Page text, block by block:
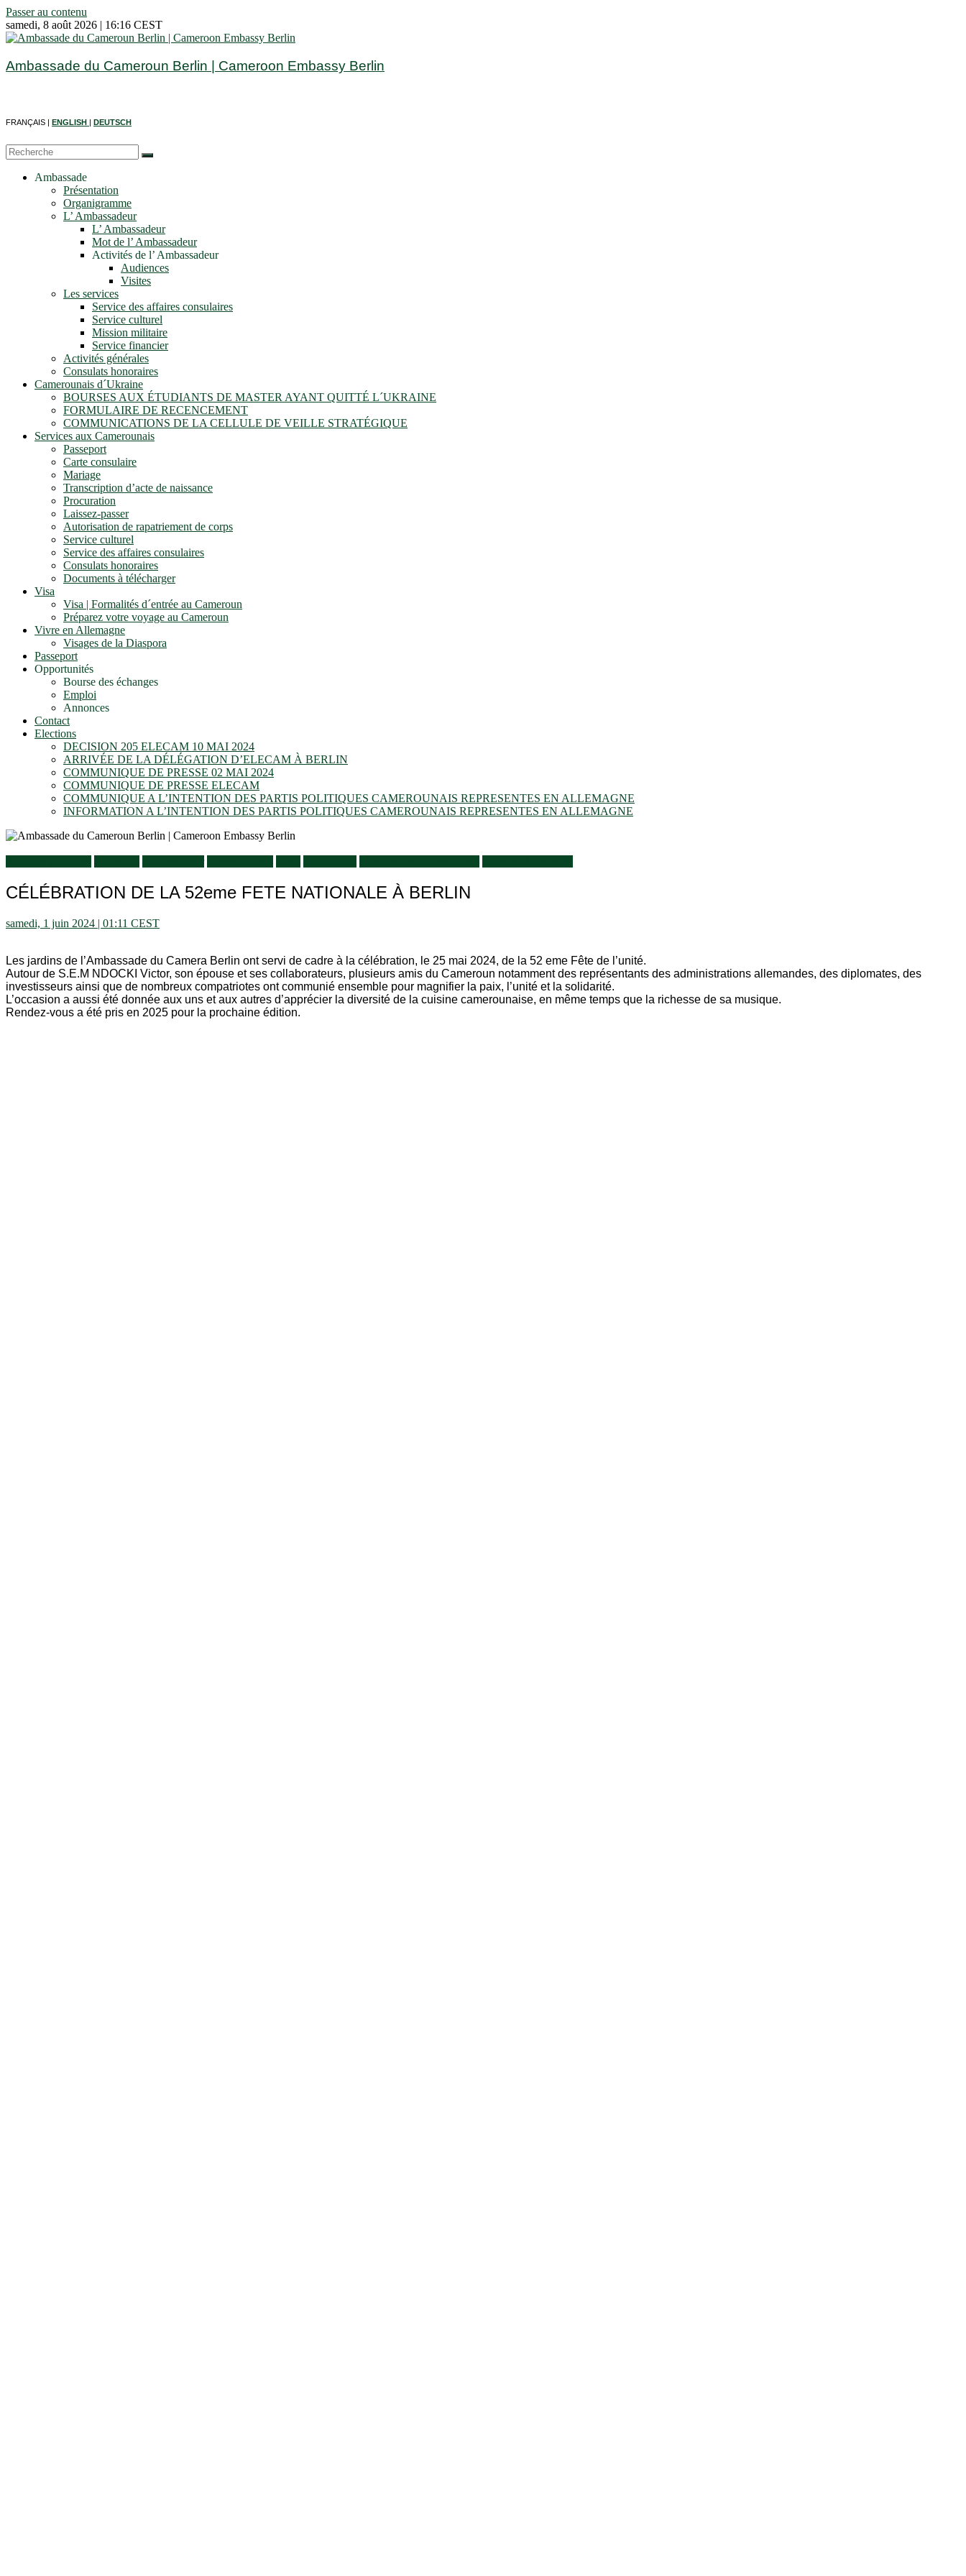
Passer au contenu
samedi, 8 août 2026 | 16:16 CEST
Ambassade du Cameroun Berlin | Cameroon Embassy Berlin
FRANÇAIS | ENGLISH DEUTSCH
Ambassade
Présentation
Organigramme
L’ Ambassadeur
L’ Ambassadeur
Mot de l’ Ambassadeur
Activités de l’ Ambassadeur
Audiences
Visites
Les services
Service des affaires consulaires
Service culturel
Mission militaire
Service financier
Activités générales
Consulats honoraires
Camerounais d´Ukraine
BOURSES AUX ÉTUDIANTS DE MASTER AYANT QUITTÉ L´UKRAINE
FORMULAIRE DE RECENCEMENT
COMMUNICATIONS DE LA CELLULE DE VEILLE STRATÉGIQUE
Services aux Camerounais
Passeport
Carte consulaire
Mariage
Transcription d’acte de naissance
Procuration
Laissez-passer
Autorisation de rapatriement de corps
Service culturel
Service des affaires consulaires
Consulats honoraires
Documents à télécharger
Visa
Visa | Formalités d´entrée au Cameroun
Préparez votre voyage au Cameroun
Vivre en Allemagne
Visages de la Diaspora
Passeport
Opportunités
Bourse des échanges
Emploi
Annonces
Contact
Elections
DECISION 205 ELECAM 10 MAI 2024
ARRIVÉE DE LA DÉLÉGATION D’ELECAM À BERLIN
COMMUNIQUE DE PRESSE 02 MAI 2024
COMMUNIQUE DE PRESSE ELECAM
COMMUNIQUE A L’INTENTION DES PARTIS POLITIQUES CAMEROUNAIS REPRESENTES EN ALLEMAGNE
INFORMATION A L’INTENTION DES PARTIS POLITIQUES CAMEROUNAIS REPRESENTES EN ALLEMAGNE
CÉLÉBRATION DE LA 52eme FETE NATIONALE À BERLIN
samedi, 1 juin 2024 | 01:11 CEST
Les jardins de l’Ambassade du Camera Berlin ont servi de cadre à la célébration, le 25 mai 2024, de la 52 eme Fête de l’unité.
Autour de S.E.M NDOCKI Victor, son épouse et ses collaborateurs, plusieurs amis du Cameroun notamment des représentants des administrations allemandes, des diplomates, des
investisseurs ainsi que de nombreux compatriotes ont communié ensemble pour magnifier la paix, l’unité et la solidarité.
L’occasion a aussi été donnée aux uns et aux autres d’apprécier la diversité de la cuisine camerounaise, en même temps que la richesse de sa musique.
Rendez-vous a été pris en 2025 pour la prochaine édition.